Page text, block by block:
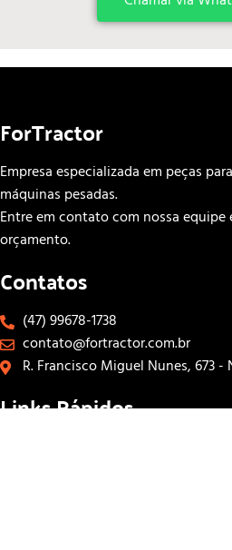
ForTractor
Empresa especializada em peças
máquinas pesadas.
Entre em contato com nossa equipe
orçamento.
Contatos
(47) 99678-1738
contato@fortractor.com.br
R. Francisco Miguel Nunes, 673 -
Links Rápidos